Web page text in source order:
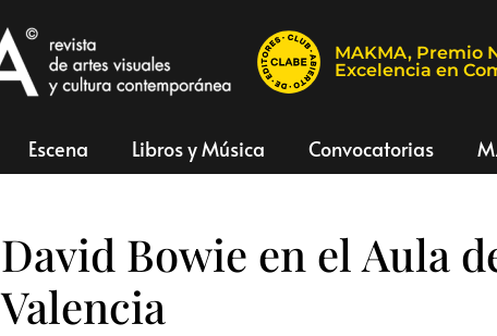
MAKMA, Premio
Excelencia en
Escena Libros y Música Convocatorias
David Bowie en el Aula
Valencia